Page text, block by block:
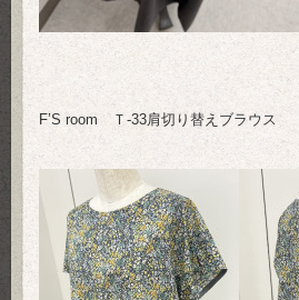
F’S room Ｔ-33肩切り替えブラウス